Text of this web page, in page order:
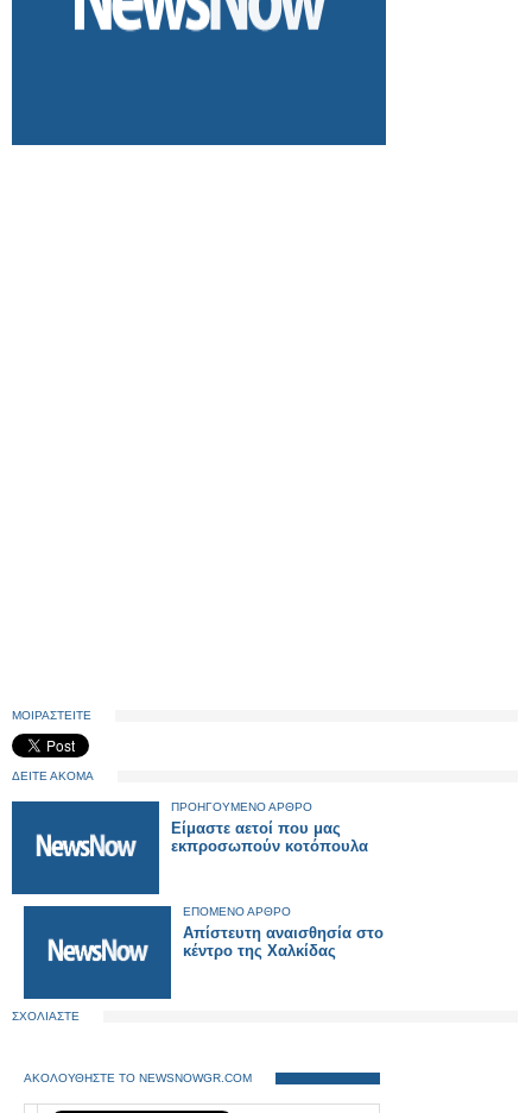
ΜΟΙΡΑΣΤΕΙΤΕ
ΔΕΙΤΕ ΑΚΟΜΑ
ΠΡΟΗΓΟΥΜΕΝΟ ΑΡΘΡΟ
Είμαστε αετοί που μας
εκπροσωπούν κοτόπουλα
ΕΠΟΜΕΝΟ ΑΡΘΡΟ
Απίστευτη αναισθησία στο
κέντρο της Χαλκίδας
ΣΧΟΛΙΑΣΤΕ
ΑΚΟΛΟΥΘΗΣΤΕ ΤΟ NEWSNOWGR.COM